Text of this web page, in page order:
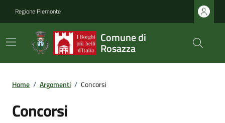
Regione Piemonte
Comune di
Rosazza
Home / Argomenti / Concorsi
Concorsi